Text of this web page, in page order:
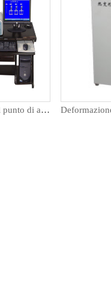
Strumento di misurazione del punto di ammorbidimento controllato da microcomputer